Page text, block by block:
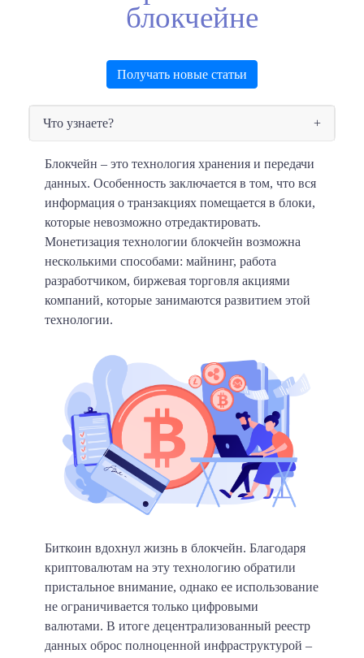
блокчейне
Получать новые статьи
Что узнаете?
Блокчейн – это технология хранения и передачи
данных. Особенность заключается в том, что вся
информация о транзакциях помещается в блоки,
которые невозможно отредактировать.
Монетизация технологии блокчейн возможна
несколькими способами: майнинг, работа
разработчиком, биржевая торговля акциями
компаний, которые занимаются развитием этой
технологии.
Биткоин вдохнул жизнь в блокчейн. Благодаря
криптовалютам на эту технологию обратили
пристальное внимание, однако ее использование
не ограничивается только цифровыми
валютами. В итоге децентрализованный реестр
данных оброс полноценной инфраструктурой –